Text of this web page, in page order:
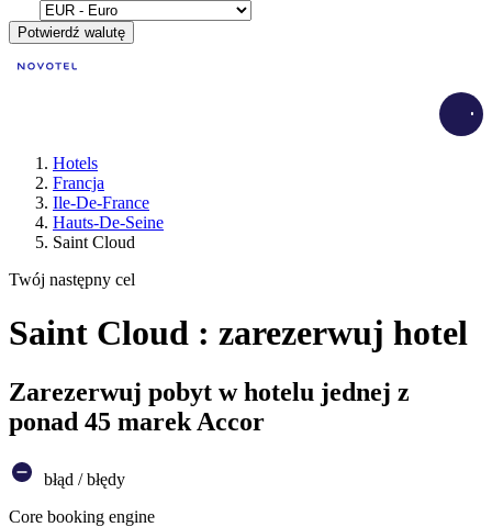
Potwierdź walutę
Hotels
Francja
Ile-De-France
Hauts-De-Seine
Saint Cloud
Twój następny cel
Saint Cloud : zarezerwuj hotel
Zarezerwuj pobyt w hotelu jednej z
ponad 45 marek Accor
błąd / błędy
Core booking engine